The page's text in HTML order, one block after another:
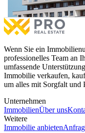
Wenn Sie ein
professionelles Team an
umfassende
Immobilie verkaufen,
um alles mit Sorgfalt und
Unternehmen
ImmobilienÜber uns
Weitere
Immobilie anbieten